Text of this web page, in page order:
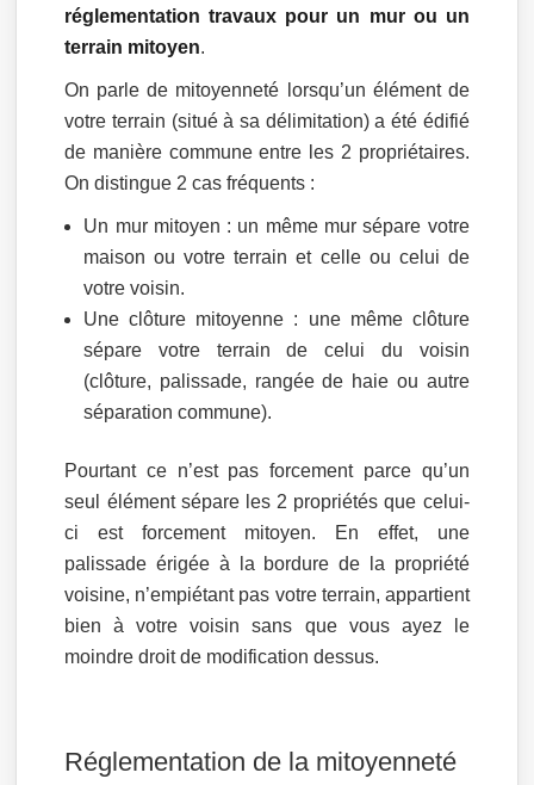
réglementation travaux pour un mur ou un
terrain mitoyen.
On parle de mitoyenneté lorsqu’un élément de
votre terrain (situé à sa délimitation) a été édifié
de manière commune entre les 2 propriétaires.
On distingue 2 cas fréquents :
Un mur mitoyen : un même mur sépare votre
maison ou votre terrain et celle ou celui de
votre voisin.
Une clôture mitoyenne : une même clôture
sépare votre terrain de celui du voisin
(clôture, palissade, rangée de haie ou autre
séparation commune).
Pourtant ce n’est pas forcement parce qu’un
seul élément sépare les 2 propriétés que celui-
ci est forcement mitoyen. En effet, une
palissade érigée à la bordure de la propriété
voisine, n’empiétant pas votre terrain, appartient
bien à votre voisin sans que vous ayez le
moindre droit de modification dessus.
Réglementation de la mitoyenneté